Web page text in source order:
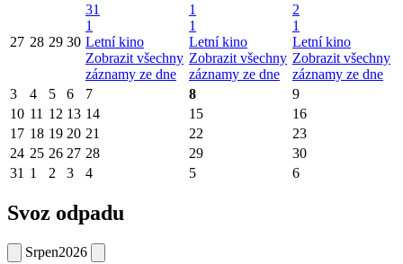
27 28 29 30
31
1
Letní kino
Zobrazit všechny
záznamy ze dne
1
1
Letní kino
Zobrazit všechny
záznamy ze dne
2
1
Letní kino
Zobrazit všechny
záznamy ze dne
3
4 5 6 7 8
9
10 11 12 13 14 15
16
17 18 19 20 21 22
23
24 25 26 27 28 29
30
31 1 2 3 4 5 6
Svoz odpadu
Srpen2026